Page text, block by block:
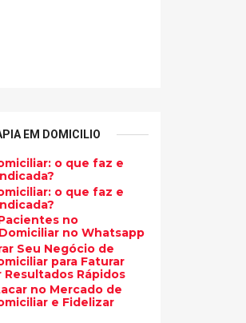
EM DOMICILIO
o que faz e
o que faz e
no
no Whatsapp
Seu Negócio de
para Faturar
Rápidos
no Mercado de
e Fidelizar